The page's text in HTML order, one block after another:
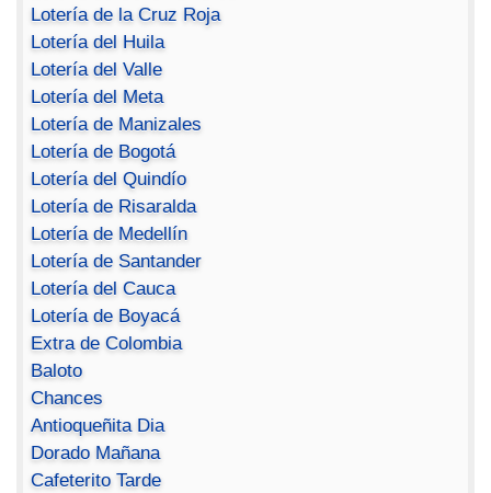
Lotería de la Cruz Roja
Lotería del Huila
Lotería del Valle
Lotería del Meta
Lotería de Manizales
Lotería de Bogotá
Lotería del Quindío
Lotería de Risaralda
Lotería de Medellín
Lotería de Santander
Lotería del Cauca
Lotería de Boyacá
Extra de Colombia
Baloto
Chances
Antioqueñita Dia
Dorado Mañana
Cafeterito Tarde